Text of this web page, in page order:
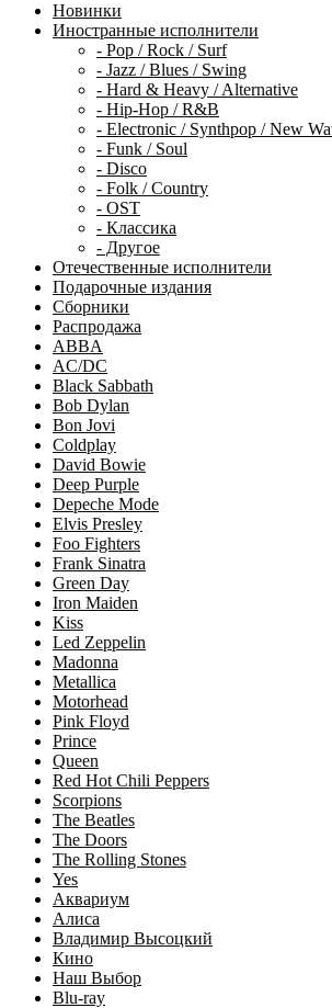
Новинки
Иностранные исполнители
- Pop / Rock / Surf
- Jazz / Blues / Swing
- Hard & Heavy / Alternative
- Hip-Hop / R&B
- Electronic / Synthpop / New
- Funk / Soul
- Disco
- Folk / Country
- OST
- Классика
- Другое
Отечественные исполнители
Подарочные издания
Сборники
Распродажа
ABBA
AC/DC
Black Sabbath
Bob Dylan
Bon Jovi
Coldplay
David Bowie
Deep Purple
Depeche Mode
Elvis Presley
Foo Fighters
Frank Sinatra
Green Day
Iron Maiden
Kiss
Led Zeppelin
Madonna
Metallica
Motorhead
Pink Floyd
Prince
Queen
Red Hot Chili Peppers
Scorpions
The Beatles
The Doors
The Rolling Stones
Yes
Аквариум
Алиса
Владимир Высоцкий
Кино
Наш Выбор
Blu-ray